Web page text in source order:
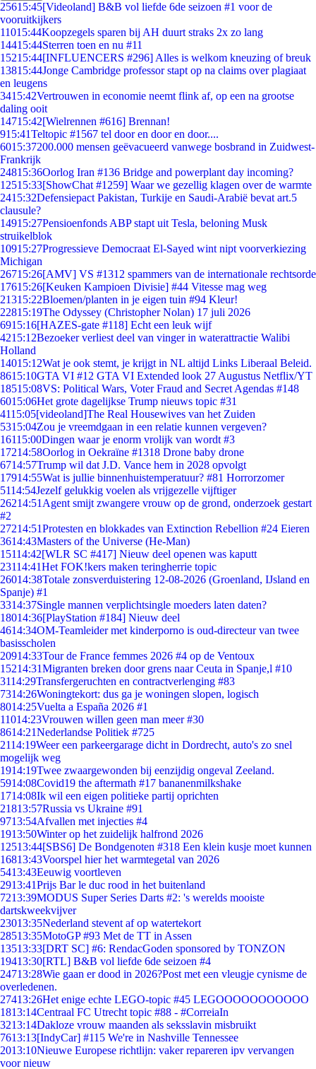
25615:45[Videoland] B&B vol liefde 6de seizoen #1 voor de
vooruitkijkers
11015:44Koopzegels sparen bij AH duurt straks 2x zo lang
14415:44Sterren toen en nu #11
15215:44[INFLUENCERS #296] Alles is welkom kneuzing of breuk
13815:44Jonge Cambridge professor stapt op na claims over plagiaat
en leugens
3415:42Vertrouwen in economie neemt flink af, op een na grootse
daling ooit
14715:42[Wielrennen #616] Brennan!
915:41Teltopic #1567 tel door en door en door....
6015:37200.000 mensen geëvacueerd vanwege bosbrand in Zuidwest-
Frankrijk
24815:36Oorlog Iran #136 Bridge and powerplant day incoming?
12515:33[ShowChat #1259] Waar we gezellig klagen over de warmte
2415:32Defensiepact Pakistan, Turkije en Saudi-Arabië bevat art.5
clausule?
14915:27Pensioenfonds ABP stapt uit Tesla, beloning Musk
struikelblok
10915:27Progressieve Democraat El-Sayed wint nipt voorverkiezing
Michigan
26715:26[AMV] VS #1312 spammers van de internationale rechtsorde
17615:26[Keuken Kampioen Divisie] #44 Vitesse mag weg
21315:22Bloemen/planten in je eigen tuin #94 Kleur!
22815:19The Odyssey (Christopher Nolan) 17 juli 2026
6915:16[HAZES-gate #118] Echt een leuk wijf
4215:12Bezoeker verliest deel van vinger in waterattractie Walibi
Holland
14015:12Wat je ook stemt, je krijgt in NL altijd Links Liberaal Beleid.
8615:10GTA VI #12 GTA VI Extended look 27 Augustus Netflix/YT
18515:08VS: Political Wars, Voter Fraud and Secret Agendas #148
6015:06Het grote dagelijkse Trump nieuws topic #31
4115:05[videoland]The Real Housewives van het Zuiden
5315:04Zou je vreemdgaan in een relatie kunnen vergeven?
16115:00Dingen waar je enorm vrolijk van wordt #3
17214:58Oorlog in Oekraïne #1318 Drone baby drone
6714:57Trump wil dat J.D. Vance hem in 2028 opvolgt
17914:55Wat is jullie binnenhuistemperatuur? #81 Horrorzomer
5114:54Jezelf gelukkig voelen als vrijgezelle vijftiger
26214:51 Agent smijt zwangere vrouw op de grond, onderzoek gestart
#2
27214:51Protesten en blokkades van Extinction Rebellion #24 Eieren
3614:43Masters of the Universe (He-Man)
15114:42[WLR SC #417] Nieuw deel openen was kaputt
23114:41Het FOK!kers maken teringherrie topic
26014:38Totale zonsverduistering 12-08-2026 (Groenland, IJsland en
Spanje) #1
3314:37Single mannen verplichtsingle moeders laten daten?
18014:36[PlayStation #184] Nieuw deel
4614:34OM-Teamleider met kinderporno is oud-directeur van twee
basisscholen
20914:33Tour de France femmes 2026 #4 op de Ventoux
15214:31Migranten breken door grens naar Ceuta in Spanje,l #10
3114:29Transfergeruchten en contractverlenging #83
7314:26Woningtekort: dus ga je woningen slopen, logisch
8014:25Vuelta a España 2026 #1
11014:23Vrouwen willen geen man meer #30
8614:21Nederlandse Politiek #725
2114:19Weer een parkeergarage dicht in Dordrecht, auto's zo snel
mogelijk weg
1914:19Twee zwaargewonden bij eenzijdig ongeval Zeeland.
5914:08Covid19 the aftermath #17 bananenmilkshake
1714:08Ik wil een eigen politieke partij oprichten
21813:57Russia vs Ukraine #91
9713:54Afvallen met injecties #4
1913:50Winter op het zuidelijk halfrond 2026
12513:44[SBS6] De Bondgenoten #318 Een klein kusje moet kunnen
16813:43Voorspel hier het warmtegetal van 2026
5413:43Eeuwig voortleven
2913:41Prijs Bar le duc rood in het buitenland
7213:39MODUS Super Series Darts #2: 's werelds mooiste
dartskweekvijver
23013:35Nederland stevent af op watertekort
28513:35MotoGP #93 Met de TT in Assen
13513:33[DRT SC] #6: RendacGoden sponsored by TONZON
19413:30[RTL] B&B vol liefde 6de seizoen #4
24713:28Wie gaan er dood in 2026?Post met een vleugje cynisme de
overledenen.
27413:26Het enige echte LEGO-topic #45 LEGOOOOOOOOOOO
1813:14Centraal FC Utrecht topic #88 - #CorreiaIn
3213:14Dakloze vrouw maanden als seksslavin misbruikt
7613:13[IndyCar] #115 We're in Nashville Tennessee
2013:10Nieuwe Europese richtlijn: vaker repareren ipv vervangen
voor nieuw